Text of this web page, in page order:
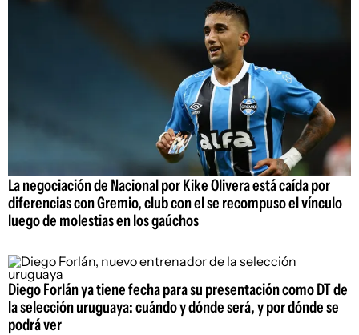
La negociación de Nacional por Kike Olivera está caída por
diferencias con Gremio, club con el se recompuso el vínculo
luego de molestias en los gaúchos
Diego Forlán ya tiene fecha para su presentación como DT de
la selección uruguaya: cuándo y dónde será, y por dónde se
podrá ver